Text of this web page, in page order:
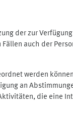
der zur
auch der
werden
an
die eine